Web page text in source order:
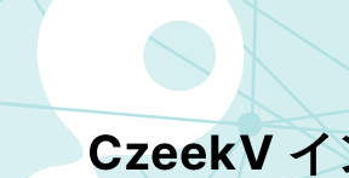
CzeekV イ